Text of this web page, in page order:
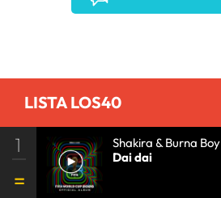
LISTA LOS40
1
Shakira & Burna Boy
Dai dai